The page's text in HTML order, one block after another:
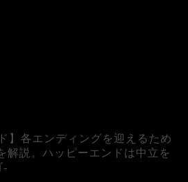
】各エンディングを迎えるため
解説。ハッピーエンドは中立を
-